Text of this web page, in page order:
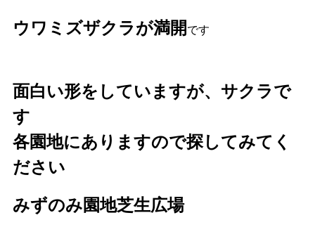
ウワミズザクラが満開 です
面白い形をしていますが、サクラで
す
各園地にありますので探してみてく
ださい
みずのみ園地芝生広場